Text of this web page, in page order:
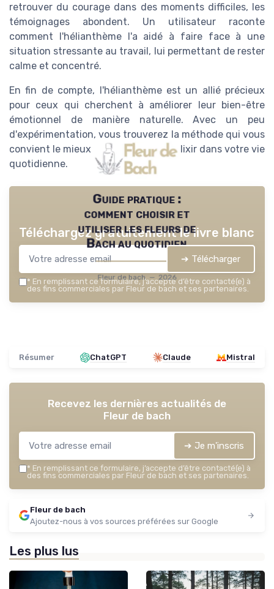
retrouver du courage dans des moments difficiles, les
témoignages abondent. Un utilisateur raconte
comment l'hélianthème l'a aidé à faire face à une
situation stressante au travail, lui permettant de rester
calme et concentré.
En fin de compte, l'hélianthème est un allié précieux
pour ceux qui cherchent à améliorer leur bien-être
émotionnel de manière naturelle. Avec un peu
d'expérimentation, vous trouverez la méthode qui vous
convient le mieux pour intégrer cet élixir dans votre vie
quotidienne.
Guide pratique :
comment choisir et
utiliser les fleurs de
Bach au quotidien
Fleur de bach — 2026
Téléchargez gratuitement le livre blanc
➔ Télécharger
* En remplissant ce formulaire, j’accepte d’être contacté(e) à
des fins commerciales par Fleur de bach et ses partenaires.
Résumer ChatGPT Claude Mistral
Recevez les dernières actualités de
Fleur de bach
➔ Je m'inscris
* En remplissant ce formulaire, j’accepte d’être contacté(e) à
des fins commerciales par Fleur de bach et ses partenaires.
Fleur de bach
Ajoutez-nous à vos sources préférées sur Google
Les plus lus